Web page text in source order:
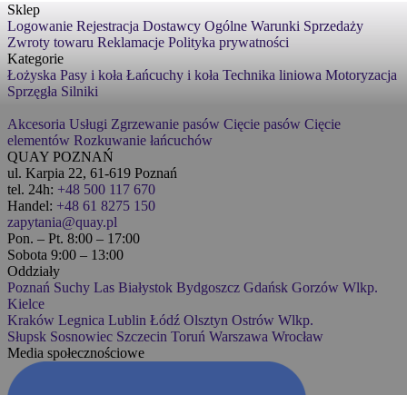
Sklep
Logowanie Rejestracja Dostawcy Ogólne Warunki Sprzedaży
Zwroty towaru Reklamacje Polityka prywatności
Kategorie
Łożyska Pasy i koła Łańcuchy i koła Technika liniowa Motoryzacja
Sprzęgła Silniki
Akcesoria Usługi Zgrzewanie pasów Cięcie pasów Cięcie
elementów Rozkuwanie łańcuchów
QUAY POZNAŃ
ul. Karpia 22, 61-619 Poznań
tel. 24h: +48 500 117 670
Handel: +48 61 8275 150
zapytania@quay.pl
Pon. – Pt. 8:00 – 17:00
Sobota 9:00 – 13:00
Oddziały
Poznań Suchy Las Białystok Bydgoszcz Gdańsk Gorzów Wlkp.
Kielce
Kraków Legnica Lublin Łódź Olsztyn Ostrów Wlkp.
Słupsk Sosnowiec Szczecin Toruń Warszawa Wrocław
Media społecznościowe